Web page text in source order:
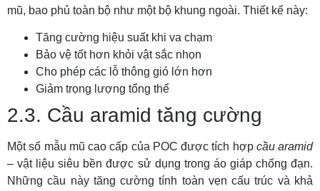
mũ, bao phủ toàn bộ như một bộ khung ngoài. Thiết kế này:
Tăng cường hiệu suất khi va chạm
Bảo vệ tốt hơn khỏi vật sắc nhọn
Cho phép các lỗ thông gió lớn hơn
Giảm trọng lượng tổng thể
2.3. Cầu aramid tăng cường
Một số mẫu mũ cao cấp của POC được tích hợp cầu aramid
– vật liệu siêu bền được sử dụng trong áo giáp chống đạn.
Những cầu này tăng cường tính toàn vẹn cấu trúc và khả